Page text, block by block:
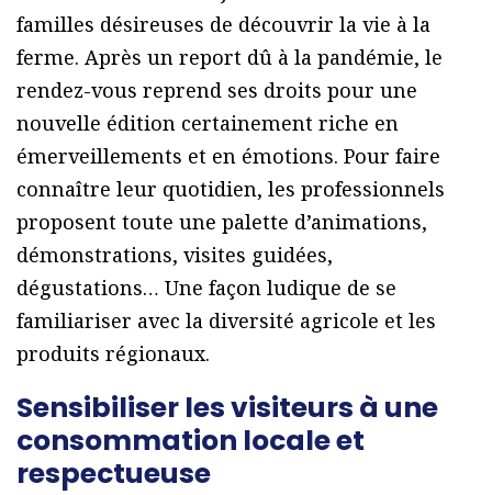
familles désireuses de découvrir la vie à la
ferme. Après un report dû à la pandémie, le
rendez-vous reprend ses droits pour une
nouvelle édition certainement riche en
émerveillements et en émotions. Pour faire
connaître leur quotidien, les professionnels
proposent toute une palette d’animations,
démonstrations, visites guidées,
dégustations… Une façon ludique de se
familiariser avec la diversité agricole et les
produits régionaux.
Sensibiliser les visiteurs à une
consommation locale et
respectueuse